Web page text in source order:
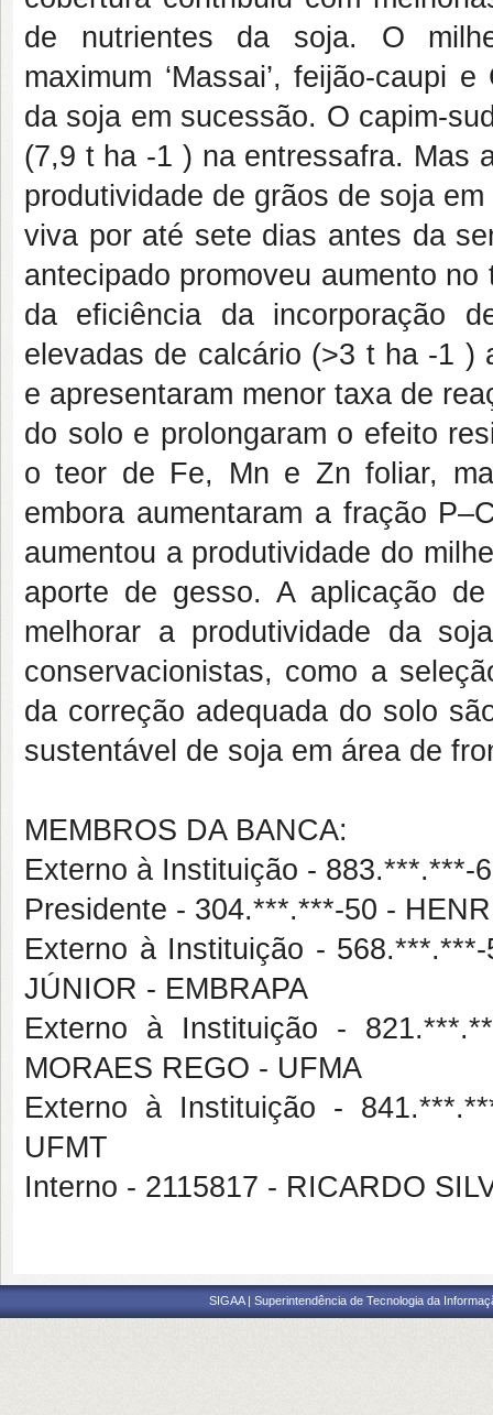
de nutrientes da soja. O
maximum ‘Massai’, feijão-caupi
da soja em sucessão. O capim-
(7,9 t ha -1 ) na entressafra. Mas
produtividade de grãos de soja
viva por até sete dias antes da
antecipado promoveu aumento
da eficiência da incorporação
elevadas de calcário (>3 t ha -1 )
e apresentaram menor taxa de
do solo e prolongaram o efeito
o teor de Fe, Mn e Zn foliar,
embora aumentaram a fração
aumentou a produtividade do
aporte de gesso. A aplicação
melhorar a produtividade da
conservacionistas, como a
da correção adequada do solo
sustentável de soja em área de
MEMBROS DA BANCA:
Externo à Instituição - 883.***.***-
Presidente - 304.***.***-50 -
Externo à Instituição -
JÚNIOR - EMBRAPA
Externo à Instituição -
MORAES REGO - UFMA
Externo à Instituição -
UFMT
Interno - 2115817 - RICARDO
SIGAA | Superintendência de Tecnologia da